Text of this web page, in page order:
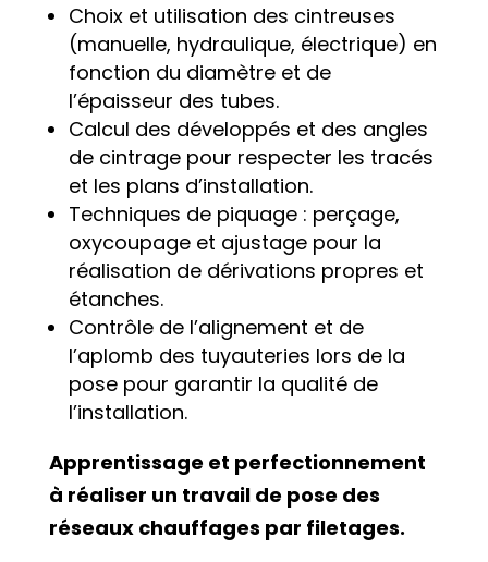
Choix et utilisation des cintreuses
(manuelle, hydraulique, électrique) en
fonction du diamètre et de
l’épaisseur des tubes.
Calcul des développés et des angles
de cintrage pour respecter les tracés
et les plans d’installation.
Techniques de piquage : perçage,
oxycoupage et ajustage pour la
réalisation de dérivations propres et
étanches.
Contrôle de l’alignement et de
l’aplomb des tuyauteries lors de la
pose pour garantir la qualité de
l’installation.
Apprentissage et perfectionnement
à réaliser un travail de pose des
réseaux chauffages par filetages.